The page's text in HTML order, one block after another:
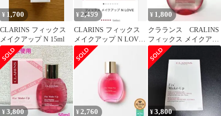
¥ 1,700
CLARINS フィックス
メイクアップ N 15ml
¥ 2,499
CLARINS フィックス
メイクアップ N LOVE
edition
¥ 1,800
クラランス CRALINS
フィックス メイクアッ
プ 50ml
¥3,800 ¥ 2,760 ¥3,800